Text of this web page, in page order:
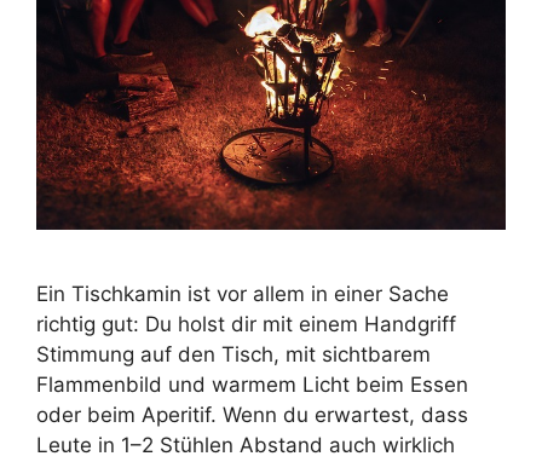
Ein Tischkamin ist vor allem in einer Sache
richtig gut: Du holst dir mit einem Handgriff
Stimmung auf den Tisch, mit sichtbarem
Flammenbild und warmem Licht beim Essen
oder beim Aperitif. Wenn du erwartest, dass
Leute in 1–2 Stühlen Abstand auch wirklich